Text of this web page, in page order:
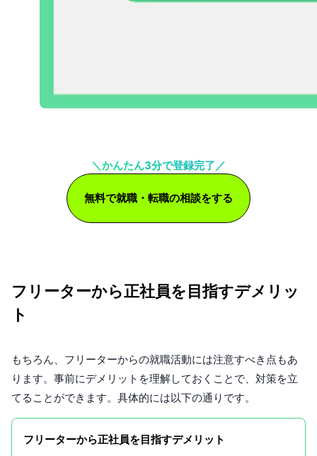
＼かんたん3分で登録完了／
無料で就職・転職の相談をする
フリーターから正社員を目指すデメリッ
ト
もちろん、フリーターからの就職活動には注意すべき点もあ
ります。事前にデメリットを理解しておくことで、対策を立
てることができます。具体的には以下の通りです。
フリーターから正社員を目指すデメリット